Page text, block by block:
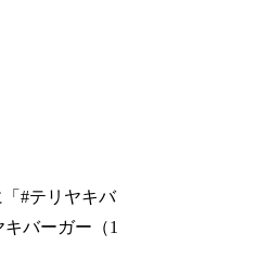
#テリヤキバ
バーガー（1